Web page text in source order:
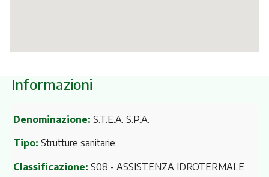
Informazioni
Denominazione: S.T.E.A. S.P.A.
Tipo: Strutture sanitarie
Classificazione: S08 - ASSISTENZA IDROTERMALE